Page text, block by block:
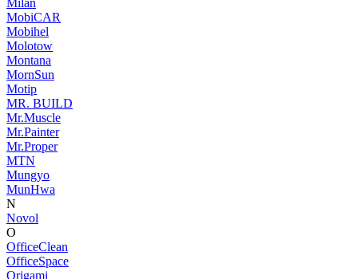
Milan
MobiCAR
Mobihel
Molotow
Montana
MornSun
Motip
MR. BUILD
Mr.Muscle
Mr.Painter
Mr.Proper
MTN
Mungyo
MunHwa
N
Novol
O
OfficeClean
OfficeSpace
Origami